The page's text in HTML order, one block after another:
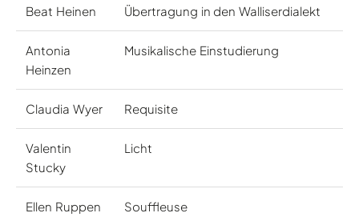
Beat Heinen Übertragung in den Walliserdialekt
Antonia
Heinzen
Musikalische Einstudierung
Claudia Wyer Requisite
Valentin
Stucky
Licht
Ellen Ruppen Souffleuse